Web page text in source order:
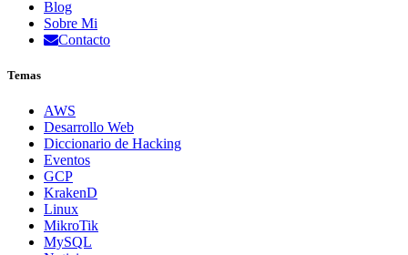
Blog
Sobre Mi
Contacto
Temas
AWS
Desarrollo Web
Diccionario de Hacking
Eventos
GCP
KrakenD
Linux
MikroTik
MySQL